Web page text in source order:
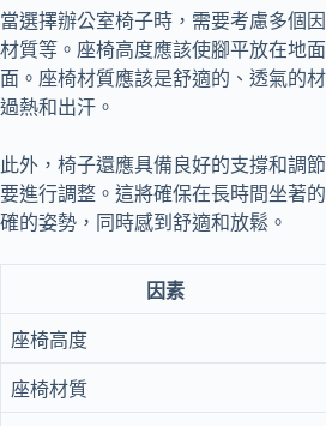
當選擇辦公室椅子時，需要考慮多個
材質等。座椅高度應該使腳平放在地
面。座椅材質應該是舒適的、透氣的
過熱和出汗。
此外，椅子還應具備良好的支撐和調
要進行調整。這將確保在長時間坐著
確的姿勢，同時感到舒適和放鬆。
因素
座椅高度
座椅材質